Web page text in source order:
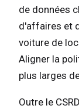
de données
d'affaires et
voiture de
Aligner la
plus larges
Outre le